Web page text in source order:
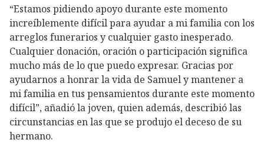
“Estamos pidiendo apoyo durante este momento
increíblemente difícil para ayudar a mi familia con los
arreglos funerarios y cualquier gasto inesperado.
Cualquier donación, oración o participación significa
mucho más de lo que puedo expresar. Gracias por
ayudarnos a honrar la vida de Samuel y mantener a
mi familia en tus pensamientos durante este momento
difícil”, añadió la joven, quien además, describió las
circunstancias en las que se produjo el deceso de su
hermano.